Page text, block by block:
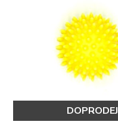
DOPRODEJ